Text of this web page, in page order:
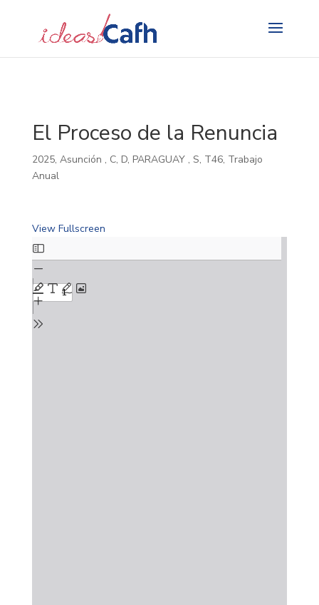
El Proceso de la Renuncia
2025, Asunción , C, D, PARAGUAY , S, T46, Trabajo
Anual
View Fullscreen
Skip
to
PDF
content